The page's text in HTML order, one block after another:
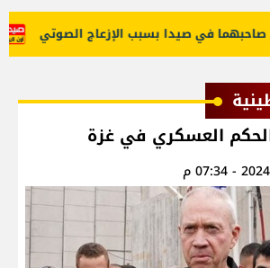
في صيدا بسبب الإزعاج الصوتي
العسكري في غزة